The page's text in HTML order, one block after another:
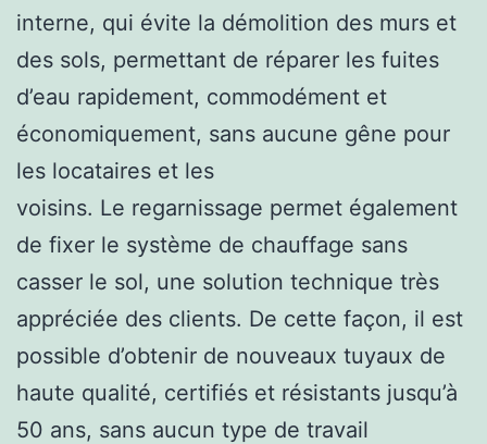
interne, qui évite la démolition des murs et
des sols, permettant de réparer les fuites
d’eau rapidement, commodément et
économiquement, sans aucune gêne pour
les locataires et les
voisins. Le regarnissage permet également
de fixer le système de chauffage sans
casser le sol, une solution technique très
appréciée des clients. De cette façon, il est
possible d’obtenir de nouveaux tuyaux de
haute qualité, certifiés et résistants jusqu’à
50 ans, sans aucun type de travail